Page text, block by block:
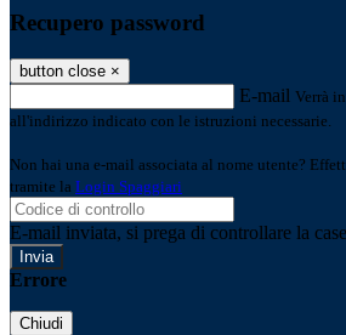
Recupero password
button close ×
E-mail Verrà
all'indirizzo indicato con le istruzioni necessarie.
Non hai una e-mail associata al nome utente?
tramite la Login Spaggiari
E-mail inviata, si prega di controllare la
Errore
Chiudi